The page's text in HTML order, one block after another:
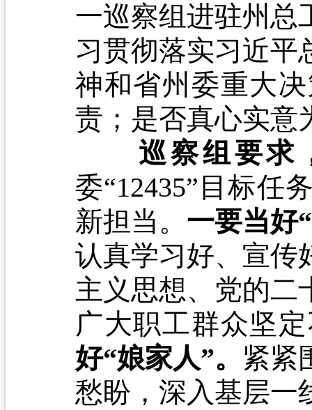
一巡察组进驻州总
习贯彻落实习近平
神和省州委重大
责；是否真心实意
巡察组要求
委“12435”目标任
新担当。 一要当好
认真学习好、宣传
主义思想、党的二
广大职工群众坚
好“娘家人”。 紧紧
愁盼，深入基层一